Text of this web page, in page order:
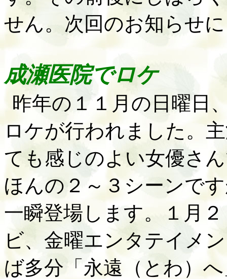
せん。次回のお知らせ
成瀬医院でロケ
昨年の１１月の日曜日
ロケが行われました。
ても感じのよい女優さ
ほんの２～３シーンで
一瞬登場します。１月
ビ、金曜エンタテイメ
ば多分「永遠（とわ）